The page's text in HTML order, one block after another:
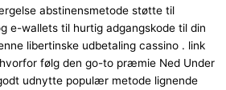
abstinensmetode støtte til
e-wallets til hurtig adgangskode ​​til din
libertinske udbetaling cassino . link
følg den go-to præmie Ned Under
udnytte populær metode lignende